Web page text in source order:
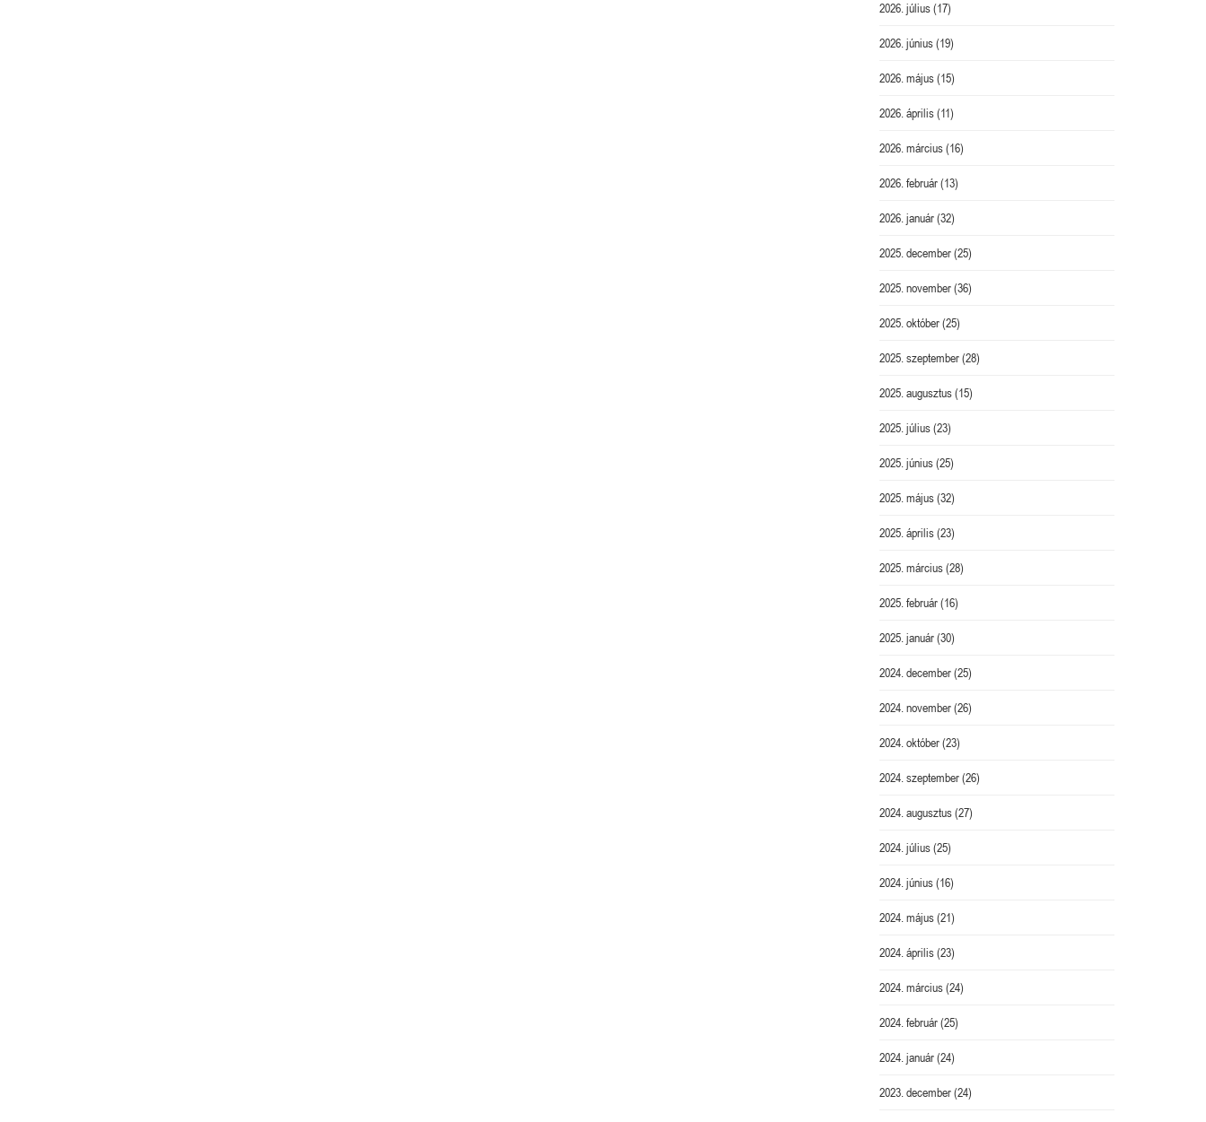
2026. július(17)
2026. június(19)
2026. május(15)
2026. április(11)
2026. március(16)
2026. február(13)
2026. január(32)
2025. december(25)
2025. november(36)
2025. október(25)
2025. szeptember(28)
2025. augusztus(15)
2025. július(23)
2025. június(25)
2025. május(32)
2025. április(23)
2025. március(28)
2025. február(16)
2025. január(30)
2024. december(25)
2024. november(26)
2024. október(23)
2024. szeptember(26)
2024. augusztus(27)
2024. július(25)
2024. június(16)
2024. május(21)
2024. április(23)
2024. március(24)
2024. február(25)
2024. január(24)
2023. december(24)